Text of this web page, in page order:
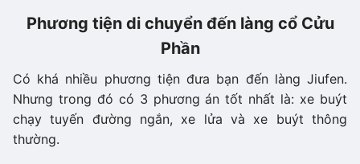
Phương tiện di chuyển đến làng cổ Cửu
Phần
Có khá nhiều phương tiện đưa bạn đến làng Jiufen.
Nhưng trong đó có 3 phương án tốt nhất là: xe buýt
chạy tuyến đường ngắn, xe lửa và xe buýt thông
thường.